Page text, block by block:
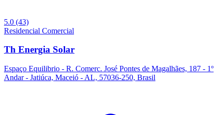
5.0 (43)
Residencial Comercial
Th Energia Solar
Espaço Equilibrio - R. Comerc. José Pontes de Magalhães, 187 - 1º
Andar - Jatiúca, Maceió - AL, 57036-250, Brasil